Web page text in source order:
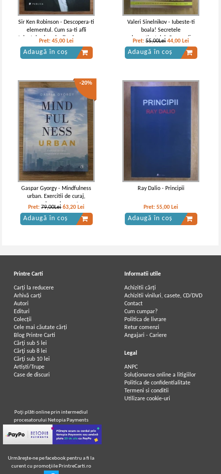
Sir Ken Robinson - Descopera-ti
elementul. Cum sa-ti afli
talentele si pasiunile si cum sa-
ti transformi viata
Pret:45,00 Lei
Adaugă în coș
Valeri Sinelnikov - Iubeste-ti
boala! Secretele
subconstientului. Cum sa fim
sanatosi si sa descoperim
bucuria de a trai
Pret:55,00Lei 44,00 Lei
Adaugă în coș
-20%
Gaspar Gyorgy - Mindfulness
urban. Exercitii de curaj,
compasiune si conectare
Pret:79,00Lei 63,20 Lei
Adaugă în coș
Ray Dalio - Principii
Pret:55,00 Lei
Adaugă în coș
Printre Carti
Carți la reducere
Arhivă carți
Autori
Edituri
Colecții
Cele mai căutate cărți
Blog Printre Carti
Cărţi sub 5 lei
Cărţi sub 8 lei
Cărţi sub 10 lei
Artiști/Trupe
Case de discuri
Informatii utile
Achizitii cărți
Achizitii viniluri, casete, CD/DVD
Contact
Cum cumpar?
Politica de livrare
Retur comenzi
Angajari - Cariere
Legal
ANPC
Soluționarea online a litigiilor
Politica de confidentialitate
Termeni si conditii
Utilizare cookie-uri
Poţi plăti online prin intermediul
procesatorului Netopia Payments
Urmăreşte-ne pe facebook pentru a fi la
curent cu promoţiile PrintreCarti.ro